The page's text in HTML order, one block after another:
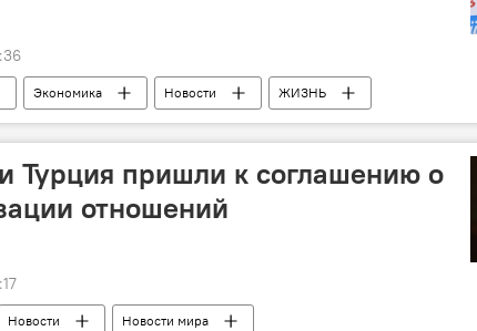
Экономика Новости ЖИЗНЬ
Турция пришли к соглашению о
отношений
Новости Новости мира